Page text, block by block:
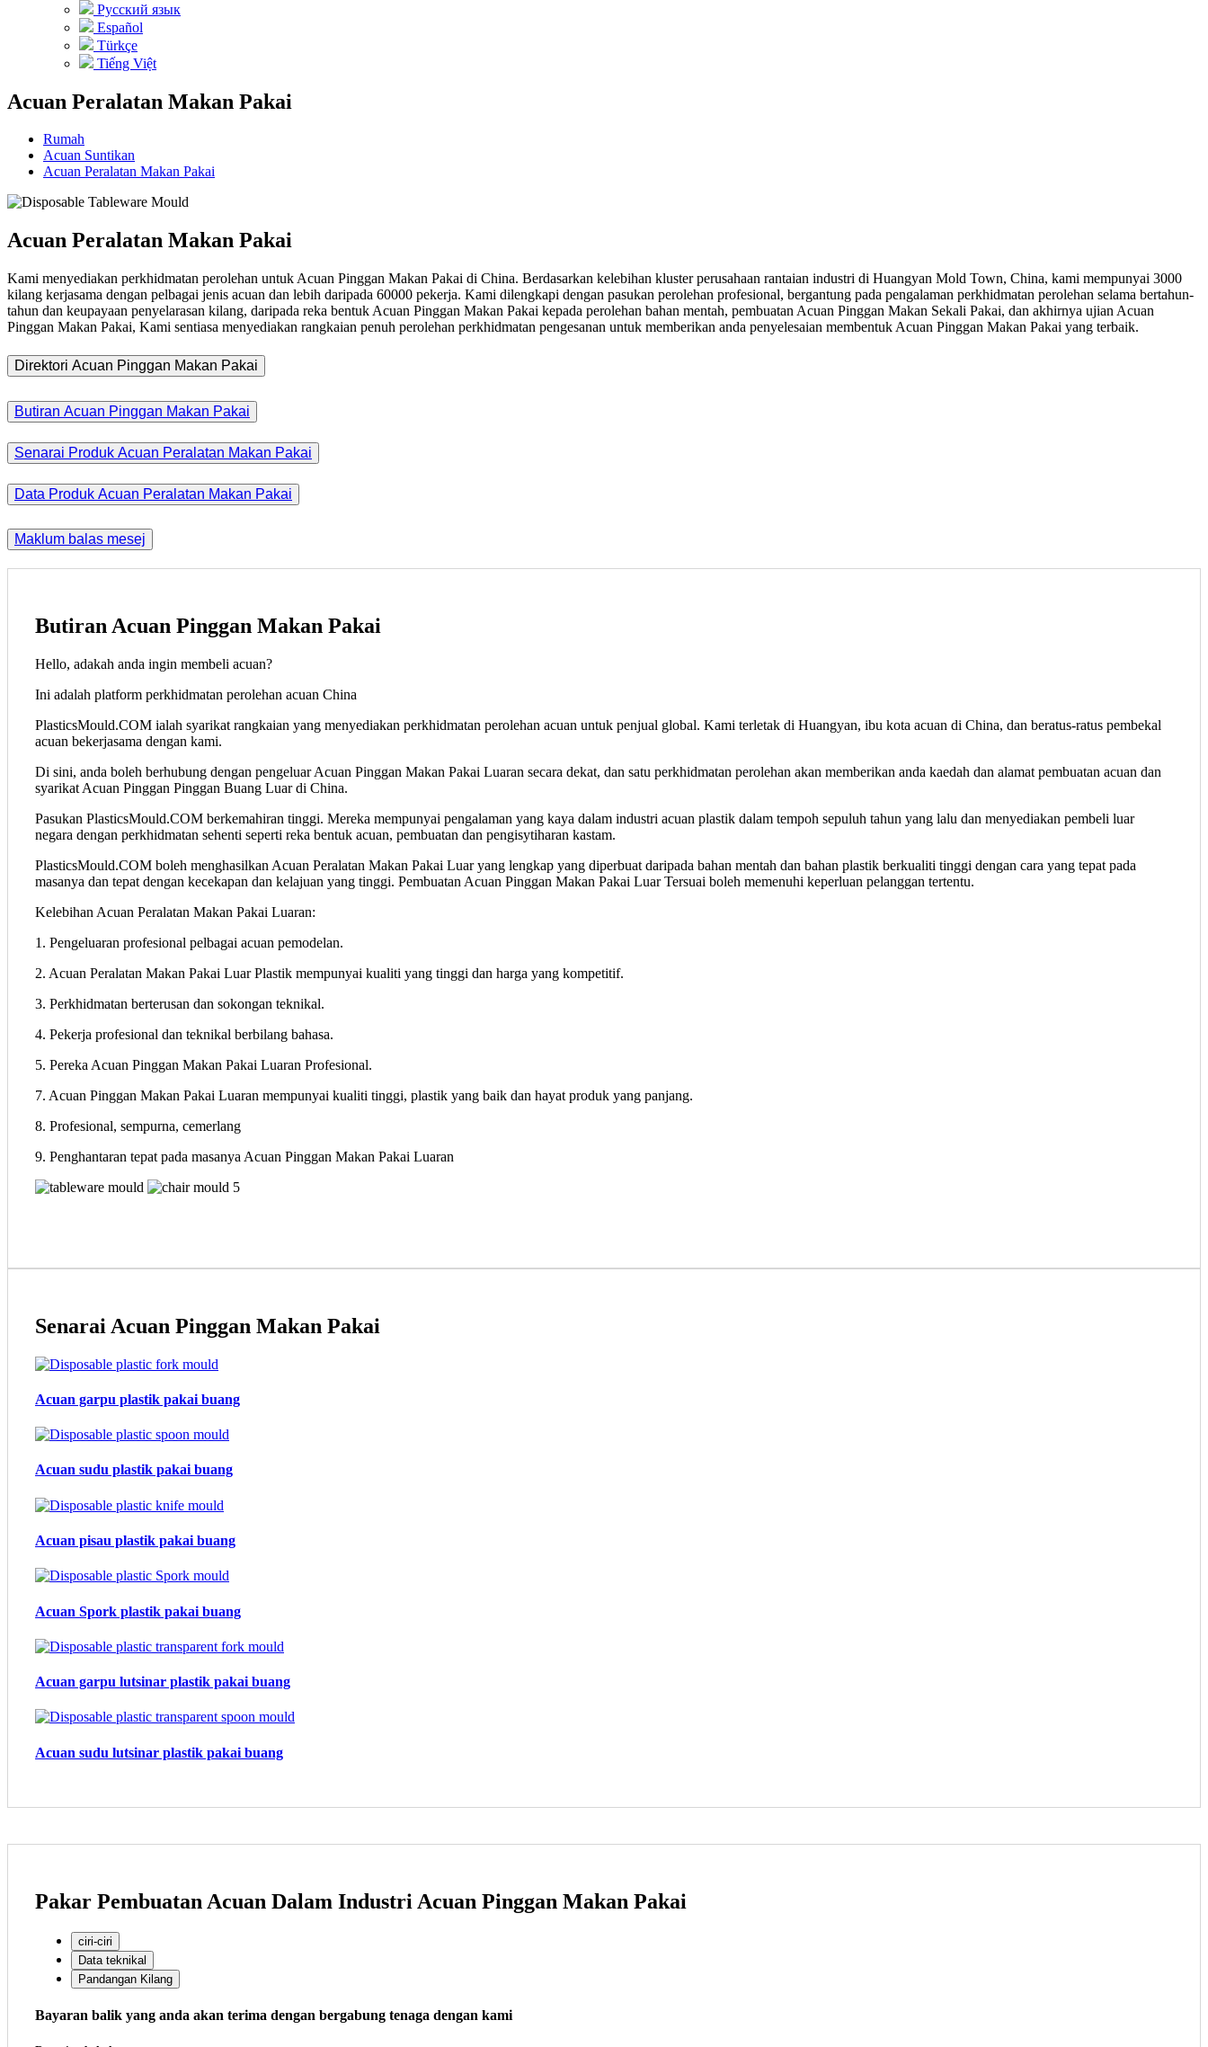
Русский язык
Español
Türkçe
Tiếng Việt
Acuan Peralatan Makan Pakai
Rumah
Acuan Suntikan
Acuan Peralatan Makan Pakai
Acuan Peralatan Makan Pakai
Kami menyediakan perkhidmatan perolehan untuk Acuan Pinggan Makan Pakai di China. Berdasarkan kelebihan kluster perusahaan rantaian industri di Huangyan Mold Town, China, kami mempunyai 3000
kilang kerjasama dengan pelbagai jenis acuan dan lebih daripada 60000 pekerja. Kami dilengkapi dengan pasukan perolehan profesional, bergantung pada pengalaman perkhidmatan perolehan selama bertahun-
tahun dan keupayaan penyelarasan kilang, daripada reka bentuk Acuan Pinggan Makan Pakai kepada perolehan bahan mentah, pembuatan Acuan Pinggan Makan Sekali Pakai, dan akhirnya ujian Acuan
Pinggan Makan Pakai, Kami sentiasa menyediakan rangkaian penuh perolehan perkhidmatan pengesanan untuk memberikan anda penyelesaian membentuk Acuan Pinggan Makan Pakai yang terbaik.
Direktori Acuan Pinggan Makan Pakai
Butiran Acuan Pinggan Makan Pakai
Senarai Produk Acuan Peralatan Makan Pakai
Data Produk Acuan Peralatan Makan Pakai
Maklum balas mesej
Butiran Acuan Pinggan Makan Pakai
Hello, adakah anda ingin membeli acuan?
Ini adalah platform perkhidmatan perolehan acuan China
PlasticsMould.COM ialah syarikat rangkaian yang menyediakan perkhidmatan perolehan acuan untuk penjual global. Kami terletak di Huangyan, ibu kota acuan di China, dan beratus-ratus pembekal
acuan bekerjasama dengan kami.
Di sini, anda boleh berhubung dengan pengeluar Acuan Pinggan Makan Pakai Luaran secara dekat, dan satu perkhidmatan perolehan akan memberikan anda kaedah dan alamat pembuatan acuan dan
syarikat Acuan Pinggan Pinggan Buang Luar di China.
Pasukan PlasticsMould.COM berkemahiran tinggi. Mereka mempunyai pengalaman yang kaya dalam industri acuan plastik dalam tempoh sepuluh tahun yang lalu dan menyediakan pembeli luar
negara dengan perkhidmatan sehenti seperti reka bentuk acuan, pembuatan dan pengisytiharan kastam.
PlasticsMould.COM boleh menghasilkan Acuan Peralatan Makan Pakai Luar yang lengkap yang diperbuat daripada bahan mentah dan bahan plastik berkualiti tinggi dengan cara yang tepat pada
masanya dan tepat dengan kecekapan dan kelajuan yang tinggi. Pembuatan Acuan Pinggan Makan Pakai Luar Tersuai boleh memenuhi keperluan pelanggan tertentu.
Kelebihan Acuan Peralatan Makan Pakai Luaran:
1. Pengeluaran profesional pelbagai acuan pemodelan.
2. Acuan Peralatan Makan Pakai Luar Plastik mempunyai kualiti yang tinggi dan harga yang kompetitif.
3. Perkhidmatan berterusan dan sokongan teknikal.
4. Pekerja profesional dan teknikal berbilang bahasa.
5. Pereka Acuan Pinggan Makan Pakai Luaran Profesional.
7. Acuan Pinggan Makan Pakai Luaran mempunyai kualiti tinggi, plastik yang baik dan hayat produk yang panjang.
8. Profesional, sempurna, cemerlang
9. Penghantaran tepat pada masanya Acuan Pinggan Makan Pakai Luaran
Senarai Acuan Pinggan Makan Pakai
Acuan garpu plastik pakai buang
Acuan sudu plastik pakai buang
Acuan pisau plastik pakai buang
Acuan Spork plastik pakai buang
Acuan garpu lutsinar plastik pakai buang
Acuan sudu lutsinar plastik pakai buang
Pakar Pembuatan Acuan Dalam Industri Acuan Pinggan Makan Pakai
ciri-ciri
Data teknikal
Pandangan Kilang
Bayaran balik yang anda akan terima dengan bergabung tenaga dengan kami